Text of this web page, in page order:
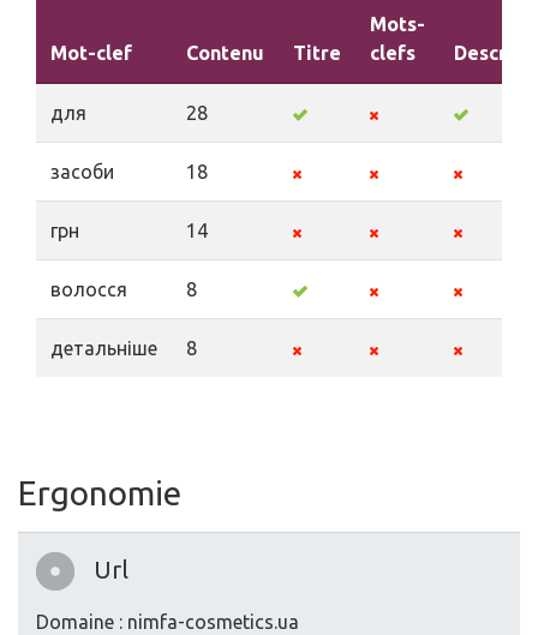
Mot-clef Contenu Titre
Mots-
clefs
для 28
засоби 18
грн 14
волосся 8
детальніше 8
Ergonomie
Url
Domaine : nimfa-cosmetics.ua